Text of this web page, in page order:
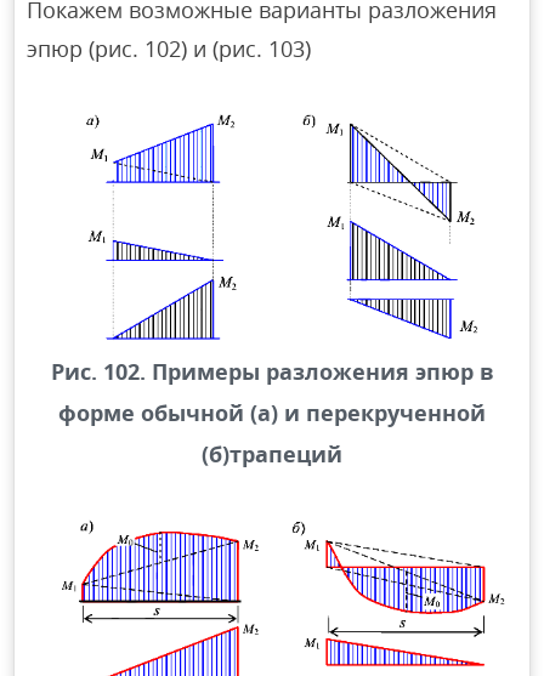
Покажем возможные варианты разложения
эпюр (рис. 102) и (рис. 103)
Рис. 102. Примеры разложения эпюр в
форме обычной (а) и перекрученной
(б)трапеций